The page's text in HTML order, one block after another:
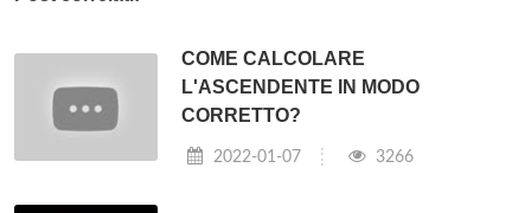
COME CALCOLARE
L'ASCENDENTE IN MODO
CORRETTO?
2022-01-07 3266